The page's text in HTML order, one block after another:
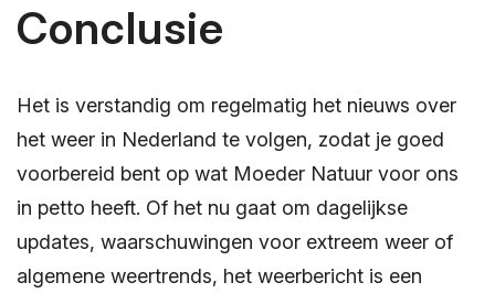
Conclusie
Het is verstandig om regelmatig het nieuws over
het weer in Nederland te volgen, zodat je goed
voorbereid bent op wat Moeder Natuur voor ons
in petto heeft. Of het nu gaat om dagelijkse
updates, waarschuwingen voor extreem weer of
algemene weertrends, het weerbericht is een